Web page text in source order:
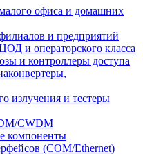
офиса и домашних
и предприятий
и операторского класса
и контроллеры доступа
излучения и тестеры
CWDM
компоненты
(COM/Ethernet)